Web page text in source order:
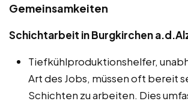
Gemeinsamkeiten
Schichtarbeit in Burgkirchen
Tiefkühlproduktionshelfer,
Art des Jobs, müssen oft bereit
Schichten zu arbeiten. Dies